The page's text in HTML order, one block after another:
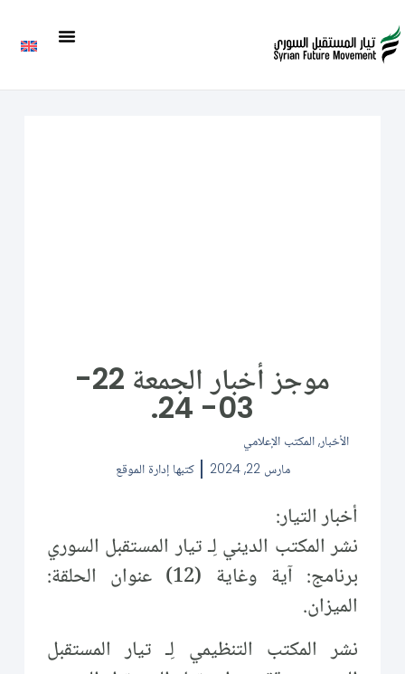
موجز أخبار الجمعة 22-
03- 24.
الأخبار, المكتب الإعلامي
مارس 22, 2024
كتبها إدارة الموقع
أخبار التيار:
نشر المكتب الديني لِـ تيار المستقبل السوري
برنامج: آية وغاية (12) عنوان الحلقة:
الميزان.
نشر المكتب التنظيمي لِـ تيار المستقبل